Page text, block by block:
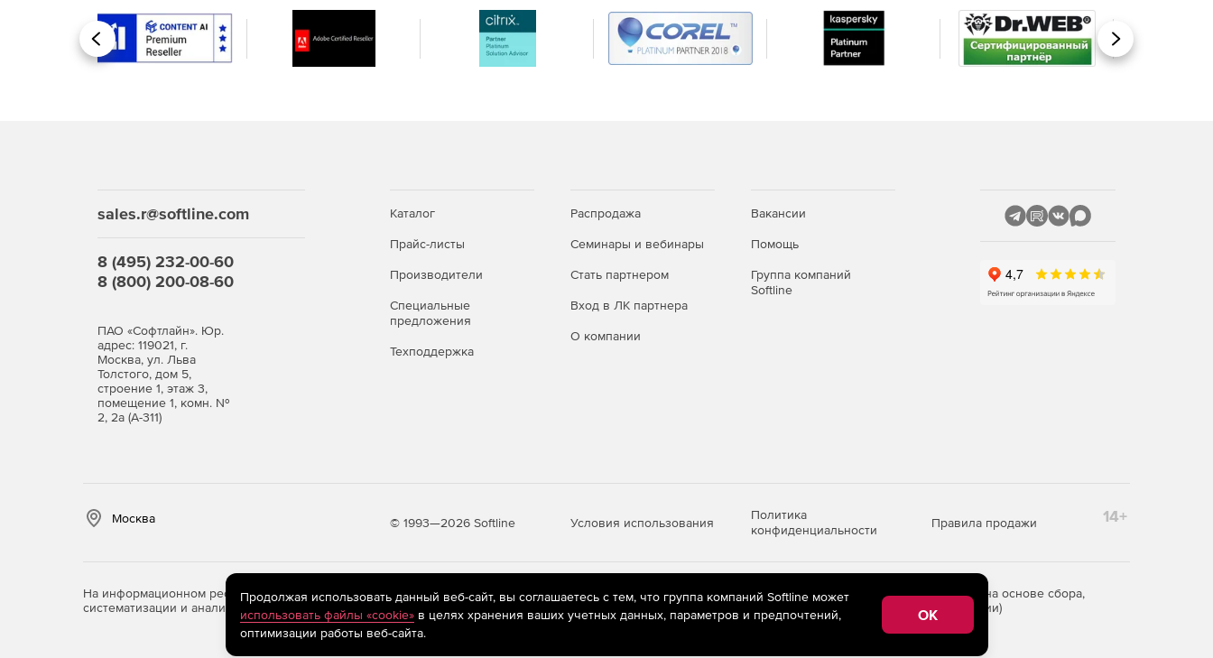
Назад Вперед
sales.r@softline.com
8 (495) 232-00-60
8 (800) 200-08-60
ПАО «Софтлайн». Юр.
адрес: 119021, г.
Москва, ул. Льва
Толстого, дом 5,
строение 1, этаж 3,
помещение 1, комн. №
2, 2а (А-311)
Каталог
Прайс-листы
Производители
Специальные
предложения
Техподдержка
Распродажа
Семинары и вебинары
Стать партнером
Вход в ЛК партнера
О компании
Вакансии
Помощь
Группа компаний
Softline
Москва © 1993—2026 Softline Условия использования
Политика
конфиденциальности
Правила продажи 14+
На информационном ресурсе store.softline.ru применяютсярекомендательные технологии(информационные технологии предоставления информации на основе сбора,
систематизации и анализа сведений, относящихся к предпочтениям пользователей сети «Интернет», находящихся на территории Российской Федерации)
Продолжая использовать данный веб-сайт, вы соглашаетесь с тем, что группа компаний Softline может
использовать файлы «cookie»в целях хранения ваших учетных данных, параметров и предпочтений,
оптимизации работы веб-сайта.
OK